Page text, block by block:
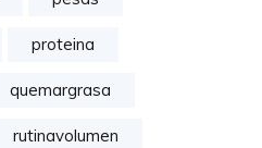
proteina
quemargrasa
rutinavolumen